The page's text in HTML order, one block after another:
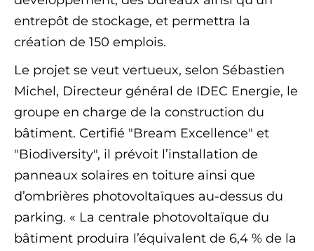
entrepôt de stockage, et permettra la
création de 150 emplois.
Le projet se veut vertueux, selon Sébastien
Michel, Directeur général de IDEC Energie, le
groupe en charge de la construction du
bâtiment. Certifié "Bream Excellence" et
"Biodiversity", il prévoit l’installation de
panneaux solaires en toiture ainsi que
d’ombrières photovoltaïques au-dessus du
parking. « La centrale photovoltaïque du
bâtiment produira l’équivalent de 6,4 % de la